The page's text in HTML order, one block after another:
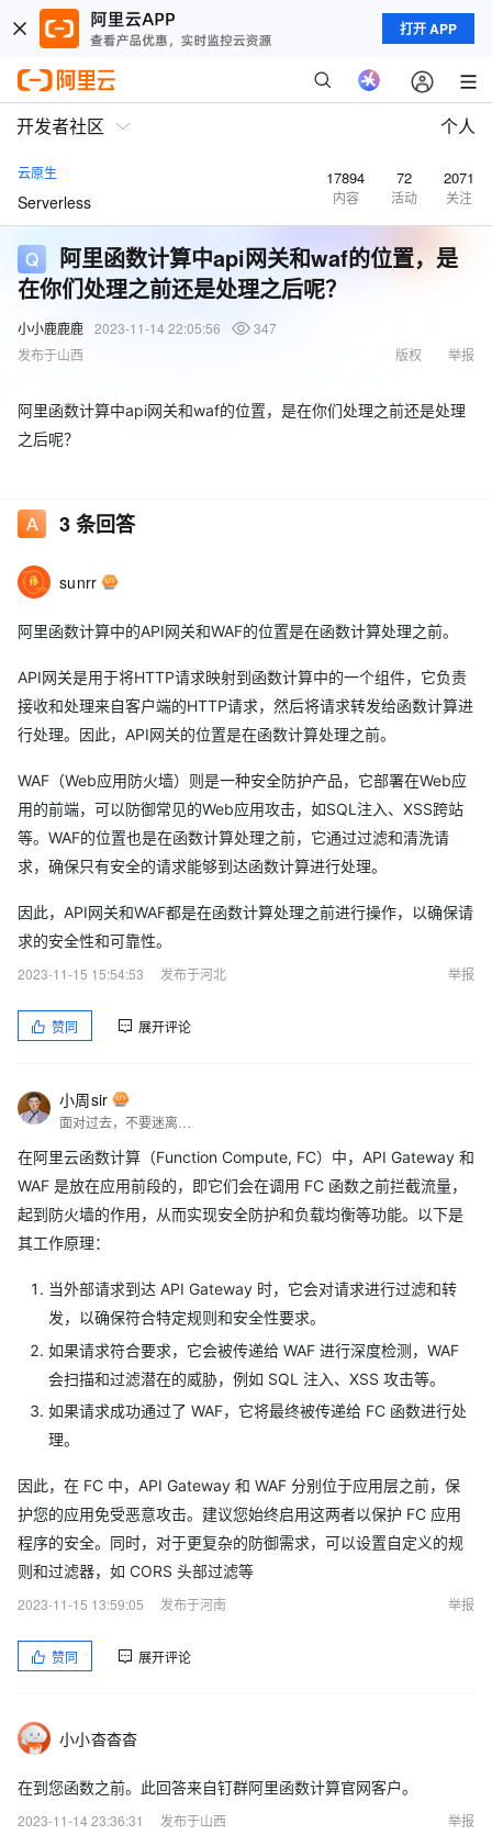
打开 APP
开发者社区 个人
云原生
Serverless
17894
内容
72
活动
2071
关注
阿里函数计算中api网关和waf的位置，是
在你们处理之前还是处理之后呢？
小小鹿鹿鹿 2023-11-14 22:05:56
347
发布于山西
举报
版权
阿里函数计算中api网关和waf的位置，是在你们处理之前还是处理
之后呢？
3条回答
sunrr
阿里函数计算中的API网关和WAF的位置是在函数计算处理之前。
API网关是用于将HTTP请求映射到函数计算中的一个组件，它负责
接收和处理来自客户端的HTTP请求，然后将请求转发给函数计算进
行处理。因此，API网关的位置是在函数计算处理之前。
WAF（Web应用防火墙）则是一种安全防护产品，它部署在Web应
用的前端，可以防御常见的Web应用攻击，如SQL注入、XSS跨站
等。WAF的位置也是在函数计算处理之前，它通过过滤和清洗请
求，确保只有安全的请求能够到达函数计算进行处理。
因此，API网关和WAF都是在函数计算处理之前进行操作，以确保请
求的安全性和可靠性。
2023-11-15 15:54:53
发布于河北 举报
赞同 展开评论
小周sir
在阿里云函数计算（Function Compute, FC）中，API Gateway 和
WAF 是放在应用前段的，即它们会在调用 FC 函数之前拦截流量，
起到防火墙的作用，从而实现安全防护和负载均衡等功能。以下是
其工作原理：
当外部请求到达 API Gateway 时，它会对请求进行过滤和转
发，以确保符合特定规则和安全性要求。
如果请求符合要求，它会被传递给 WAF 进行深度检测，WAF
会扫描和过滤潜在的威胁，例如 SQL 注入、XSS 攻击等。
如果请求成功通过了 WAF，它将最终被传递给 FC 函数进行处
理。
因此，在 FC 中，API Gateway 和 WAF 分别位于应用层之前，保
护您的应用免受恶意攻击。建议您始终启用这两者以保护 FC 应用
程序的安全。同时，对于更复杂的防御需求，可以设置自定义的规
则和过滤器，如 CORS 头部过滤等
2023-11-15 13:59:05
发布于河南 举报
赞同 展开评论
小小杳杳杳
在到您函数之前。此回答来自钉群阿里函数计算官网客户。
2023-11-14 23:36:31
发布于山西 举报